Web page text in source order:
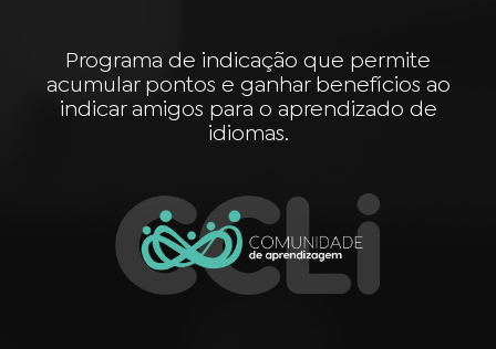
Programa de indicação que permite
acumular pontos e ganhar benefícios ao
indicar amigos para o aprendizado de
idiomas.